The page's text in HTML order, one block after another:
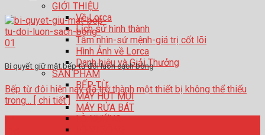
GIỚI THIỆU
Về Lorca
Lịch sử hình thành
Tầm nhìn-sứ mệnh-giá trị cốt lõi
Hình Ảnh về Lorca
Danh hiệu và Giải Thưởng
SẢN PHẨM
BẾP TỪ
MÁY HÚT MÙI
MÁY RỬA BÁT
LÒ NƯỚNG
Bí quyết giữ mặt bếp từ đôi luôn sạch bóng
Bếp từ đôi hiện nay đã trở thành một thiết bị không thể thiếu
trong... [ chi tiết ]